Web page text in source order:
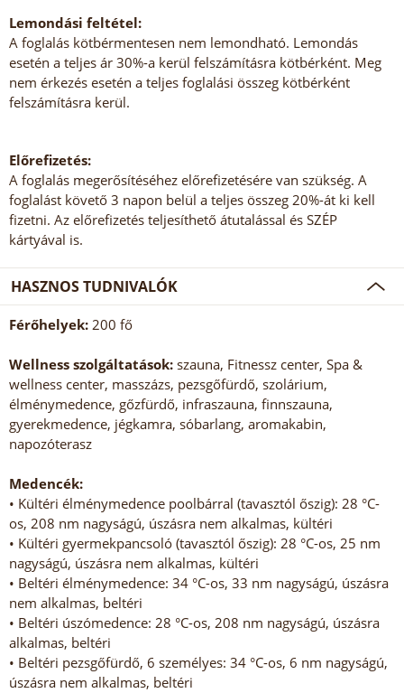
Lemondási feltétel:
A foglalás kötbérmentesen nem lemondható. Lemondás
esetén a teljes ár 30%-a kerül felszámításra kötbérként. Meg
nem érkezés esetén a teljes foglalási összeg kötbérként
felszámításra kerül.
Előrefizetés:
A foglalás megerősítéséhez előrefizetésére van szükség. A
foglalást követő 3 napon belül a teljes összeg 20%-át ki kell
fizetni. Az előrefizetés teljesíthető átutalással és SZÉP
kártyával is.
HASZNOS TUDNIVALÓK
Férőhelyek: 200 fő
Wellness szolgáltatások: szauna, Fitnessz center, Spa &
wellness center, masszázs, pezsgőfürdő, szolárium,
élménymedence, gőzfürdő, infraszauna, finnszauna,
gyerekmedence, jégkamra, sóbarlang, aromakabin,
napozóterasz
Medencék:
• Kültéri élménymedence poolbárral (tavasztól őszig): 28 °C-
os, 208 nm nagyságú, úszásra nem alkalmas, kültéri
• Kültéri gyermekpancsoló (tavasztól őszig): 28 °C-os, 25 nm
nagyságú, úszásra nem alkalmas, kültéri
• Beltéri élménymedence: 34 °C-os, 33 nm nagyságú, úszásra
nem alkalmas, beltéri
• Beltéri úszómedence: 28 °C-os, 208 nm nagyságú, úszásra
alkalmas, beltéri
• Beltéri pezsgőfürdő, 6 személyes: 34 °C-os, 6 nm nagyságú,
úszásra nem alkalmas, beltéri